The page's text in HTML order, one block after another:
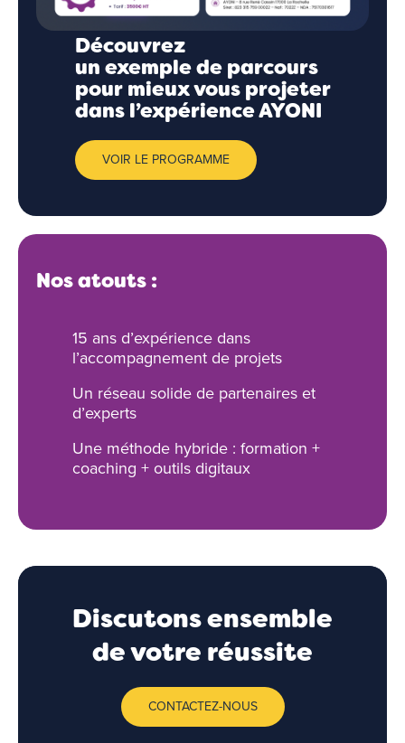
Découvrez
un exemple de parcours
pour mieux vous projeter
dans l’expérience AYONI
VOIR LE PROGRAMME
Nos atouts :
15 ans d’expérience dans
l’accompagnement de projets
Un réseau solide de partenaires et
d’experts
Une méthode hybride : formation +
coaching + outils digitaux
Discutons ensemble
de votre réussite
CONTACTEZ-NOUS